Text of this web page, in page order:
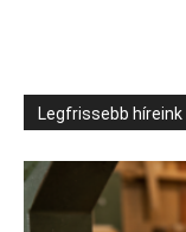
Legfrissebb híreink